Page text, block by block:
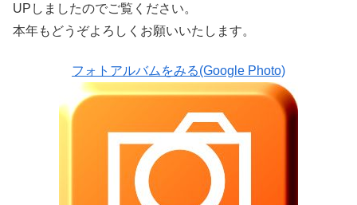
UPしましたのでご覧ください。
本年もどうぞよろしくお願いいたします。
フォトアルバムをみる(Google Photo)